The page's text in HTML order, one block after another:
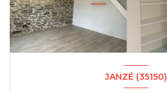
JANZÉ (35150)